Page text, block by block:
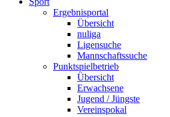
Ergebnisportal
Übersicht
nuliga
Ligensuche
Mannschaftssuche
Punktspielbetrieb
Übersicht
Erwachsene
Jugend / Jüngste
Vereinspokal